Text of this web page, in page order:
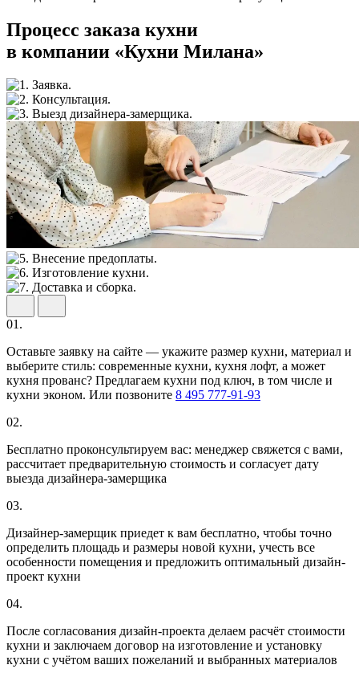
Процесс заказа кухни
в компании «Кухни Милана»
01.
Оставьте заявку на сайте — укажите размер кухни, материал и
выберите стиль: современные кухни, кухня лофт, а может
кухня прованс? Предлагаем кухни под ключ, в том числе и
кухни эконом. Или позвоните 8 495 777-91-93
02.
Бесплатно проконсультируем вас: менеджер свяжется с вами,
рассчитает предварительную стоимость и согласует дату
выезда дизайнера-замерщика
03.
Дизайнер-замерщик приедет к вам бесплатно, чтобы точно
определить площадь и размеры новой кухни, учесть все
особенности помещения и предложить оптимальный дизайн-
проект кухни
04.
После согласования дизайн-проекта делаем расчёт стоимости
кухни и заключаем договор на изготовление и установку
кухни с учётом ваших пожеланий и выбранных материалов